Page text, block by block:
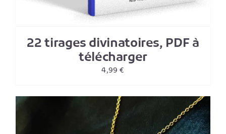
22 tirages divinatoires, PDF à
télécharger
4,99€